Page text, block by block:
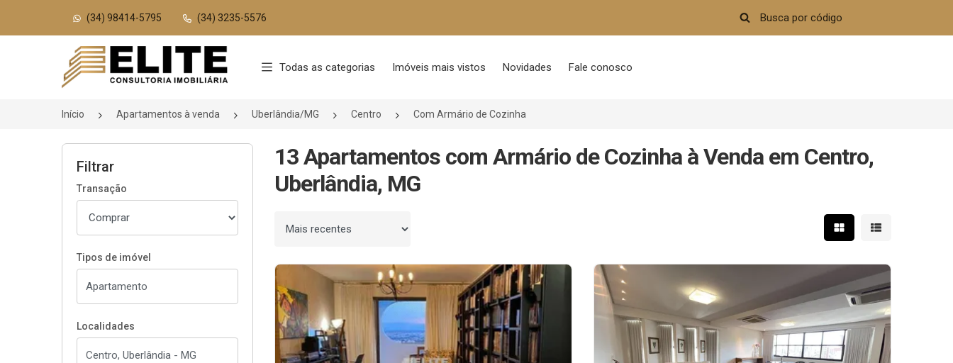
(34) 98414-5795 (34) 3235-5576
Página inicial
Todas as categorias Imóveis mais vistos Novidades Fale conosco
Início Apartamentos à venda Uberlândia/MG Centro Com Armário de Cozinha
Filtrar
Transação
Tipos de imóvel
Localidades
13 Apartamentos com Armário de Cozinha à Venda em Centro,
Uberlândia, MG
Ordenar por Mostrar resultados em
Mostrar